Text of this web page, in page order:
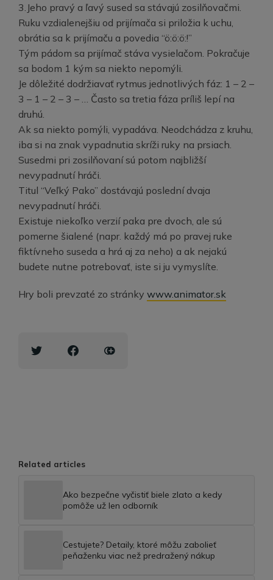
3.Jeho pravý a ľavý sused sa stávajú zosilňovačmi.
Ruku vzdialenejšiu od prijímača si priložia k uchu,
obrátia sa k prijímaču a povedia “ö:ö:ö:!”
Tým pádom sa prijímač stáva vysielačom. Pokračuje
sa bodom 1 kým sa niekto nepomýli.
Je dôležité dodržiavať rytmus jednotlivých fáz: 1 – 2 –
3 – 1 – 2 – 3 – … Často sa tretia fáza príliš lepí na
druhú.
Ak sa niekto pomýli, vypadáva. Neodchádza z kruhu,
iba si na znak vypadnutia skríži ruky na prsiach.
Susedmi pri zosilňovaní sú potom najbližší
nevypadnutí hráči.
Titul “Veľký Pako” dostávajú poslední dvaja
nevypadnutí hráči.
Existuje niekoľko verzií paka pre dvoch, ale sú
pomerne šialené (napr. každý má po pravej ruke
fiktívneho suseda a hrá aj za neho) a ak nejakú
budete nutne potrebovať, iste si ju vymyslíte.
Hry boli prevzaté zo stránky www.animator.sk
Related articles
Ako bezpečne vyčistiť biele zlato a kedy
pomôže už len odborník
Cestujete? Detaily, ktoré môžu zabolieť
peňaženku viac než predražený nákup